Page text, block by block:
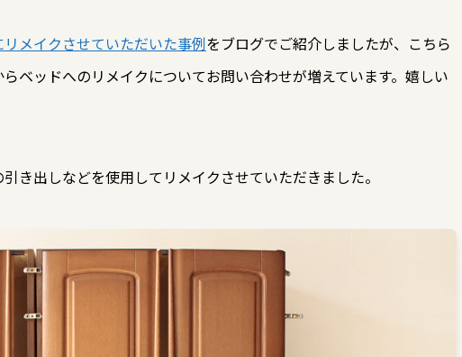
メイクさせていただいた事例をブログでご紹介しましたが、こちら
ベッドへのリメイクについてお問い合わせが増えています。嬉しい
き出しなどを使用してリメイクさせていただきました。